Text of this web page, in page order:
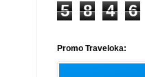
5 8 4 6
Promo Traveloka: